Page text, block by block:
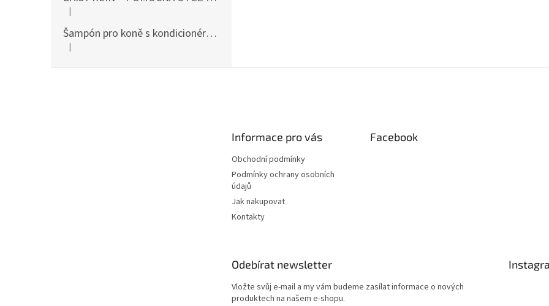
Hodnocení produktu je 5 z 5 hvězdiček.
|
Šampón pro koně s kondicionérem 500ml Waldhausen
Hodnocení produktu je 5 z 5 hvězdiček.
|
Informace pro vás
Obchodní podmínky
Podmínky ochrany osobních
údajů
Jak nakupovat
Kontakty
Facebook
Odebírat newsletter
Vložte svůj e-mail a my vám budeme zasílat informace o nových
produktech na našem e-shopu.